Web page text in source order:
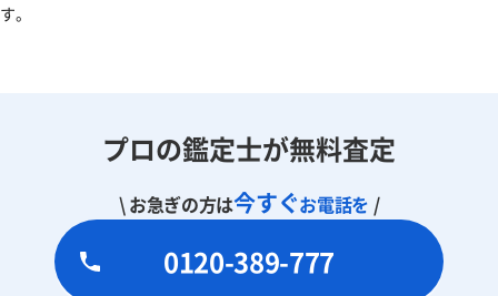
す。
プロの鑑定士が無料査定
\ お急ぎの方は今すぐお電話を /
0120-389-777